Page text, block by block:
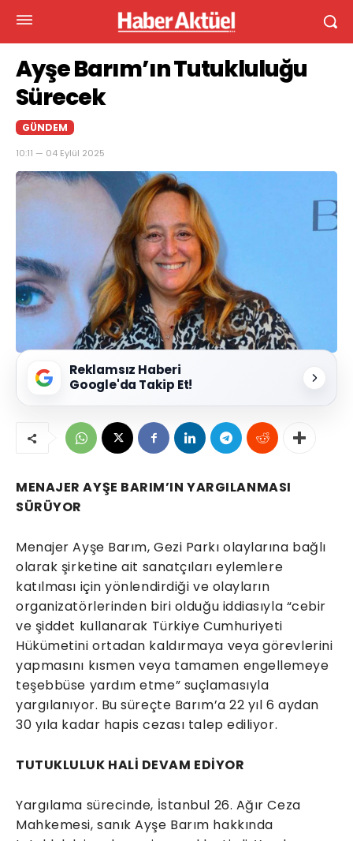
Ayşe Barım’ın Tutukluluğu
Sürecek
GÜNDEM
10:11 — 04 Eylül 2025
Reklamsız Haberi
Google'da Takip Et!
MENAJER AYŞE BARIM’IN YARGILANMASI
SÜRÜYOR
Menajer Ayşe Barım, Gezi Parkı olaylarına bağlı
olarak şirketine ait sanatçıları eylemlere
katılması için yönlendirdiği ve olayların
organizatörlerinden biri olduğu iddiasıyla “cebir
ve şiddet kullanarak Türkiye Cumhuriyeti
Hükümetini ortadan kaldırmaya veya görevlerini
yapmasını kısmen veya tamamen engellemeye
teşebbüse yardım etme” suçlamasıyla
yargılanıyor. Bu süreçte Barım’a 22 yıl 6 aydan
30 yıla kadar hapis cezası talep ediliyor.
TUTUKLULUK HALİ DEVAM EDİYOR
Yargılama sürecinde, İstanbul 26. Ağır Ceza
Mahkemesi, sanık Ayşe Barım hakkında